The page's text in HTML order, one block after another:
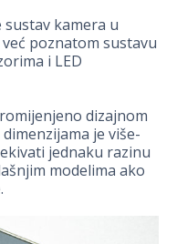
kamera u
poznatom sustavu
i LED
dizajnom
je više-
jednaku razinu
modelima ako